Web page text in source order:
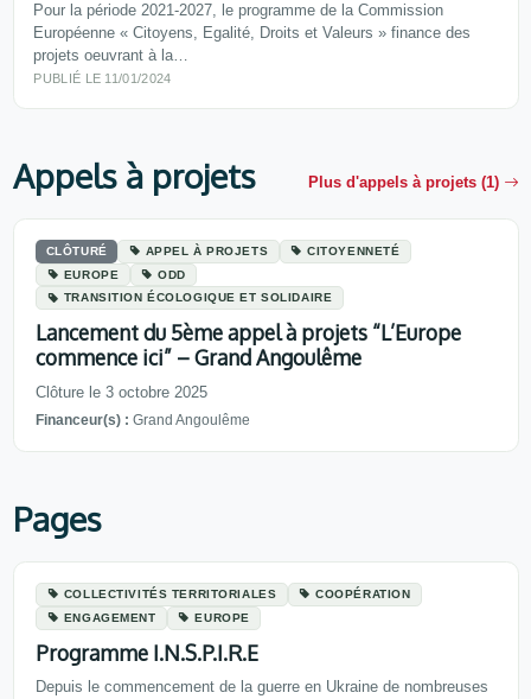
Pour la période 2021-2027, le programme de la Commission
Européenne « Citoyens, Egalité, Droits et Valeurs » finance des
projets oeuvrant à la…
PUBLIÉ LE 11/01/2024
Appels à projets Plus d'appels à projets (1)
CLÔTURÉ APPEL À PROJETS
CITOYENNETÉ
EUROPE
ODD
TRANSITION ÉCOLOGIQUE ET SOLIDAIRE
Lancement du 5ème appel à projets “L’Europe
commence ici” – Grand Angoulême
Clôture le 3 octobre 2025
Financeur(s) : Grand Angoulême
Pages
COLLECTIVITÉS TERRITORIALES
COOPÉRATION
ENGAGEMENT
EUROPE
Programme I.N.S.P.I.R.E
Depuis le commencement de la guerre en Ukraine de nombreuses